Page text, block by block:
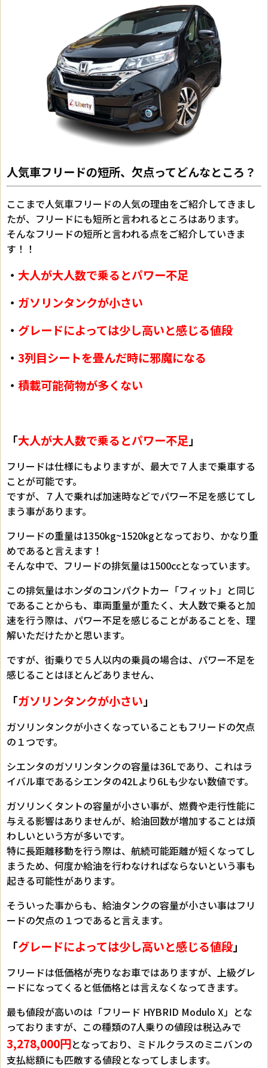
人気車フリードの短所、欠点ってどんなところ？
ここまで人気車フリードの人気の理由をご紹介してきまし
たが、フリードにも短所と言われるところはあります。
そんなフリードの短所と言われる点をご紹介していきま
す！！
・ 大人が大人数で乗るとパワー不足
・ ガソリンタンクが小さい
・ グレードによっては少し高いと感じる値段
・ 3列目シートを畳んだ時に邪魔になる
・ 積載可能荷物が多くない
「大人が大人数で乗るとパワー不足」
フリードは仕様にもよりますが、最大で７人まで乗車する
ことが可能です。
ですが、７人で乗れば加速時などでパワー不足を感じてし
まう事があります。
フリードの重量は1350kg~1520kgとなっており、かなり重
めであると言えます！
そんな中で、フリードの排気量は1500ccとなっています。
この排気量はホンダのコンパクトカー「フィット」と同じ
であることからも、車両重量が重たく、大人数で乗ると加
速を行う際は、パワー不足を感じることがあることを、理
解いただけたかと思います。
ですが、街乗りで５人以内の乗員の場合は、パワー不足を
感じることはほとんどありません、
「ガソリンタンクが小さい」
ガソリンタンクが小さくなっていることもフリードの欠点
の１つです。
シエンタのガソリンタンクの容量は36Lであり、これはラ
イバル車であるシエンタの42Lより6Lも少ない数値です。
ガソリンくタントの容量が小さい事が、燃費や走行性能に
与える影響はありませんが、給油回数が増加することは煩
わしいという方が多いです。
特に長距離移動を行う際は、航続可能距離が短くなってし
まうため、何度か給油を行わなければならないという事も
起きる可能性があります。
そういった事からも、給油タンクの容量が小さい事はフリ
ードの欠点の１つであると言えます。
「グレードによっては少し高いと感じる値段」
フリードは低価格が売りなお車ではありますが、上級グレ
ードになってくると低価格とは言えなくなってきます。
最も値段が高いのは「フリード HYBRID Modulo X」とな
っておりますが、この種類の7人乗りの値段は税込みで
3,278,000円となっており、ミドルクラスのミニバンの
支払総額にも匹敵する値段となってしまします。